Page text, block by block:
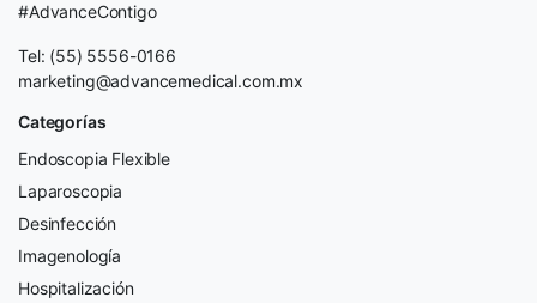
#AdvanceContigo
Tel: (55) 5556-0166
marketing@advancemedical.com.mx
Categorías
Endoscopia Flexible
Laparoscopia
Desinfección
Imagenología
Hospitalización